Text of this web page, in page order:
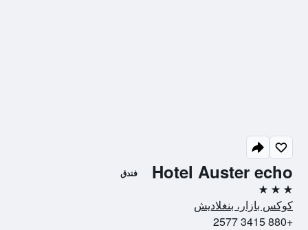
Hotel Auster echo فندق
3 نجوم
كوكس بازار، بنغلاديش
+880 3415 2577